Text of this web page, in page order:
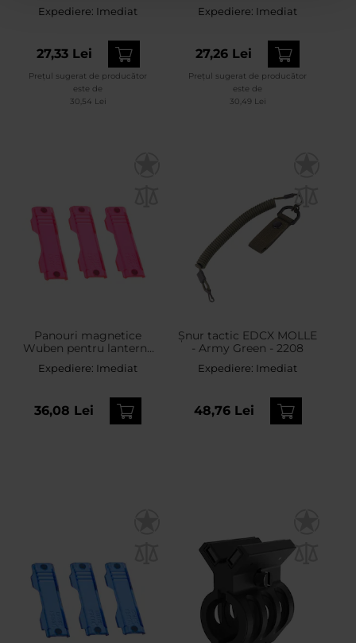
Expediere: Imediat
27,33 Lei
Prețul sugerat de producător
este de
30,54 Lei
Expediere: Imediat
27,26 Lei
Prețul sugerat de producător
este de
30,49 Lei
Panouri magnetice
Wuben pentru lanternă
E8 - Red
Expediere: Imediat
36,08 Lei
Șnur tactic EDCX MOLLE
- Army Green - 2208
Expediere: Imediat
48,76 Lei